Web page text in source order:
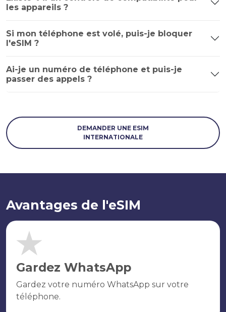
les appareils ?
Si mon téléphone est volé, puis-je bloquer
l'eSIM ?
Ai-je un numéro de téléphone et puis-je
passer des appels ?
DEMANDER UNE ESIM
INTERNATIONALE
Avantages de l'eSIM
Gardez WhatsApp
Gardez votre numéro WhatsApp sur votre
téléphone.